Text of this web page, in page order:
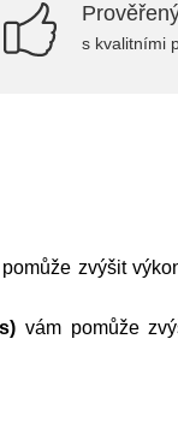
s kvalitními
zvýšit
vám pomůže